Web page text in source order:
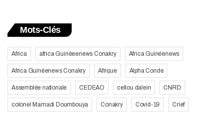
Mots-Clés
Africa africa Guinéeenews Conakry Africa Guinéenews
Africa Guinéenews Conakry Afrique Alpha Conde
Assemblée nationale CEDEAO cellou dalein CNRD
colonel Mamadi Doumbouya Conakry Covid-19 Crief